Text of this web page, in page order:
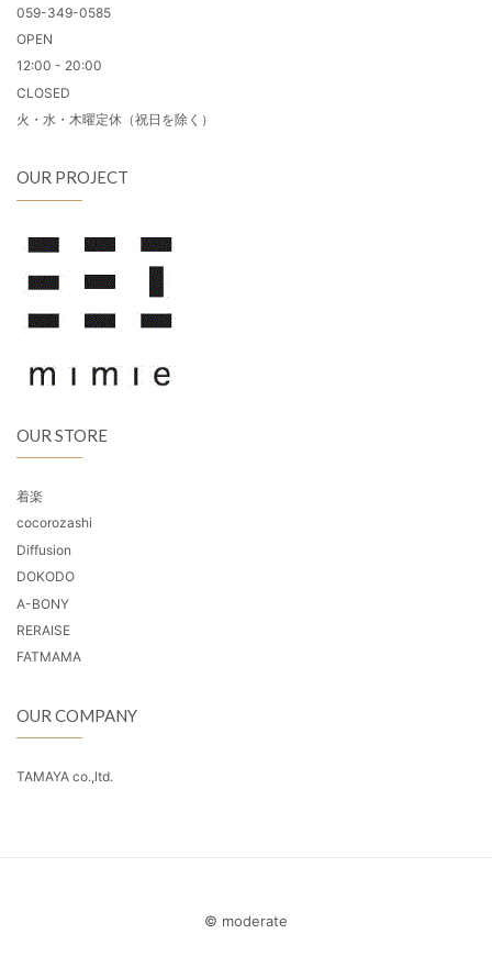
059-349-0585
OPEN
12:00 - 20:00
CLOSED
火・水・木曜定休（祝日を除く）
OUR PROJECT
OUR STORE
着楽
cocorozashi
Diffusion
DOKODO
A-BONY
RERAISE
FATMAMA
OUR COMPANY
TAMAYA co.,ltd.
© moderate